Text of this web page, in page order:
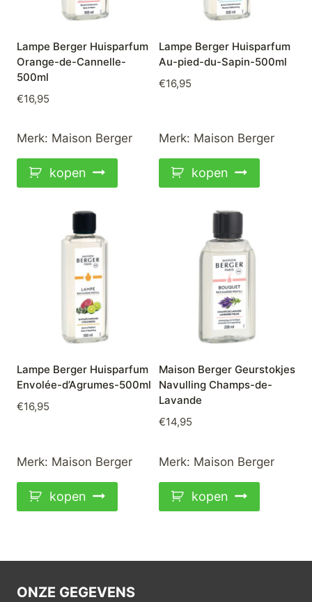
Lampe Berger Huisparfum
Orange-de-Cannelle-
500ml
€16,95
Merk: Maison Berger
kopen
Lampe Berger Huisparfum
Au-pied-du-Sapin-500ml
€16,95
Merk: Maison Berger
kopen
Lampe Berger Huisparfum
Envolée-d’Agrumes-500ml
€16,95
Merk: Maison Berger
kopen
Maison Berger Geurstokjes
Navulling Champs-de-
Lavande
€14,95
Merk: Maison Berger
kopen
ONZE GEGEVENS